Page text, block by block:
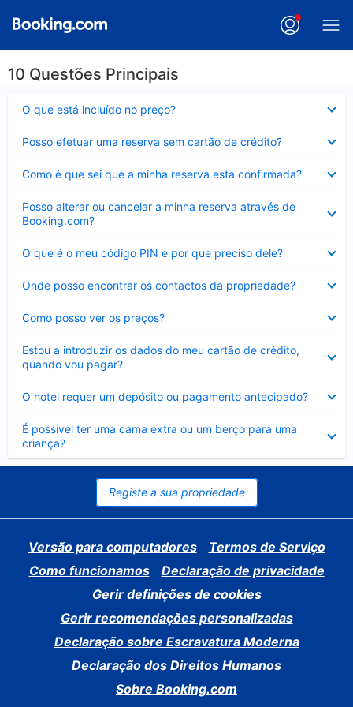
10 Questões Principais
O que está incluído no preço?
fechado
Posso efetuar uma reserva sem cartão de crédito?
fechado
Como é que sei que a minha reserva está confirmada?
fechado
Posso alterar ou cancelar a minha reserva através de
Booking.com?
fechado
O que é o meu código PIN e por que preciso dele?
fechado
Onde posso encontrar os contactos da propriedade?
fechado
Como posso ver os preços?
fechado
Estou a introduzir os dados do meu cartão de crédito,
quando vou pagar?
fechado
O hotel requer um depósito ou pagamento antecipado?
fechado
É possível ter uma cama extra ou um berço para uma
criança?
Elemento
fechado
Registe a sua propriedade
Versão para computadores
Termos de Serviço
Como funcionamos
Declaração de privacidade
Gerir definições de cookies
Gerir recomendações personalizadas
Declaração sobre Escravatura Moderna
Declaração dos Direitos Humanos
Sobre Booking.com